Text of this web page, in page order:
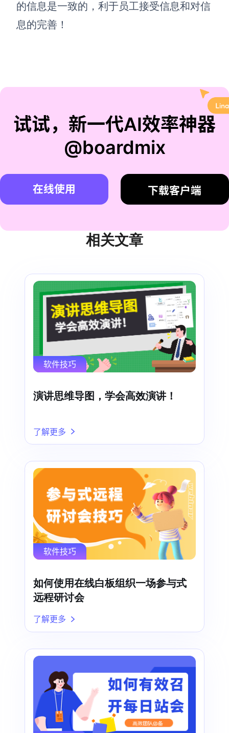
的信息是一致的，利于员工接受信息和对信
息的完善！
试试，新一代AI效率神器
@boardmix
在线使用 下载客户端
相关文章
软件技巧
演讲思维导图，学会高效演讲！
了解更多
软件技巧
如何使用在线白板组织一场参与式
远程研讨会
了解更多